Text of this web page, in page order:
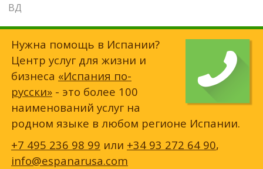
ВД
Нужна помощь в Испании?
Центр услуг для жизни и
бизнеса «Испания по-
русски» - это более 100
наименований услуг на
родном языке в любом регионе Испании.
+7 495 236 98 99 или +34 93 272 64 90,
info@espanarusa.com